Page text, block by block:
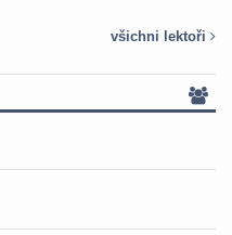
všichni lektoři